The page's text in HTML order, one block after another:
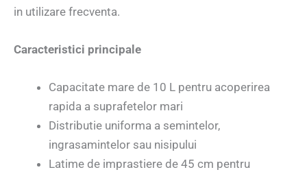
in utilizare frecventa.
Caracteristici principale
Capacitate mare de 10 L pentru acoperirea
rapida a suprafetelor mari
Distributie uniforma a semintelor,
ingrasamintelor sau nisipului
Latime de imprastiere de 45 cm pentru